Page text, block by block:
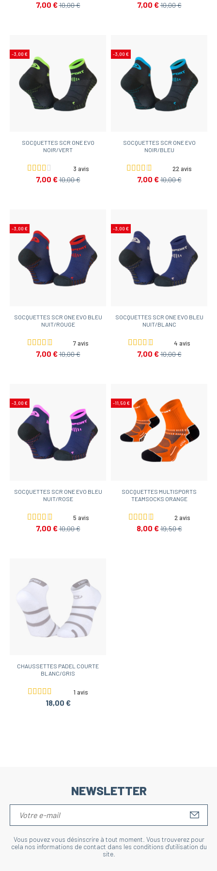
7,00 €10,00 € 7,00 €10,00 €
-3,00 €
SOCQUETTES SCR ONE EVO
NOIR/VERT
3 avis
7,00 €10,00 €
-3,00 €
SOCQUETTES SCR ONE EVO
NOIR/BLEU
22 avis
7,00 €10,00 €
-3,00 €
SOCQUETTES SCR ONE EVO BLEU
NUIT/ROUGE
7 avis
7,00 €10,00 €
-3,00 €
SOCQUETTES SCR ONE EVO BLEU
NUIT/BLANC
4 avis
7,00 €10,00 €
-3,00 €
SOCQUETTES SCR ONE EVO BLEU
NUIT/ROSE
5 avis
7,00 €10,00 €
-11,50 €
SOCQUETTES MULTISPORTS
TEAMSOCKS ORANGE
2 avis
8,00 €19,50 €
CHAUSSETTES PADEL COURTE
BLANC/GRIS
1 avis
18,00 €
NEWSLETTER
Vous pouvez vous désinscrire à tout moment. Vous trouverez pour
cela nos informations de contact dans les conditions d'utilisation du
site.